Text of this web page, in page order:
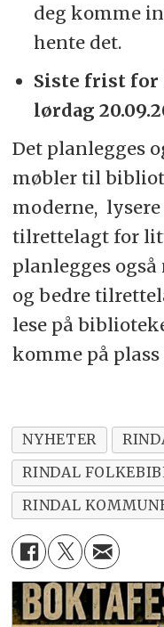
deg komme
hente det.
Siste frist for
lørdag
Det planlegges
møbler til
moderne,
tilrettelagt for
planlegges også
og bedre
lese på
komme på
NYHETER
RINDAL
RINDAL